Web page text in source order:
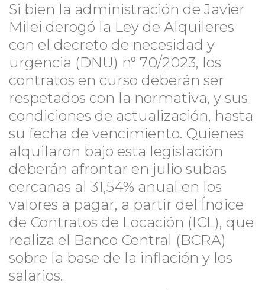
Si bien la administración de Javier
Milei derogó la Ley de Alquileres
con el decreto de necesidad y
urgencia (DNU) n° 70/2023, los
contratos en curso deberán ser
respetados con la normativa, y sus
condiciones de actualización, hasta
su fecha de vencimiento. Quienes
alquilaron bajo esta legislación
deberán afrontar en julio subas
cercanas al 31,54% anual en los
valores a pagar, a partir del Índice
de Contratos de Locación (ICL), que
realiza el Banco Central (BCRA)
sobre la base de la inflación y los
salarios.